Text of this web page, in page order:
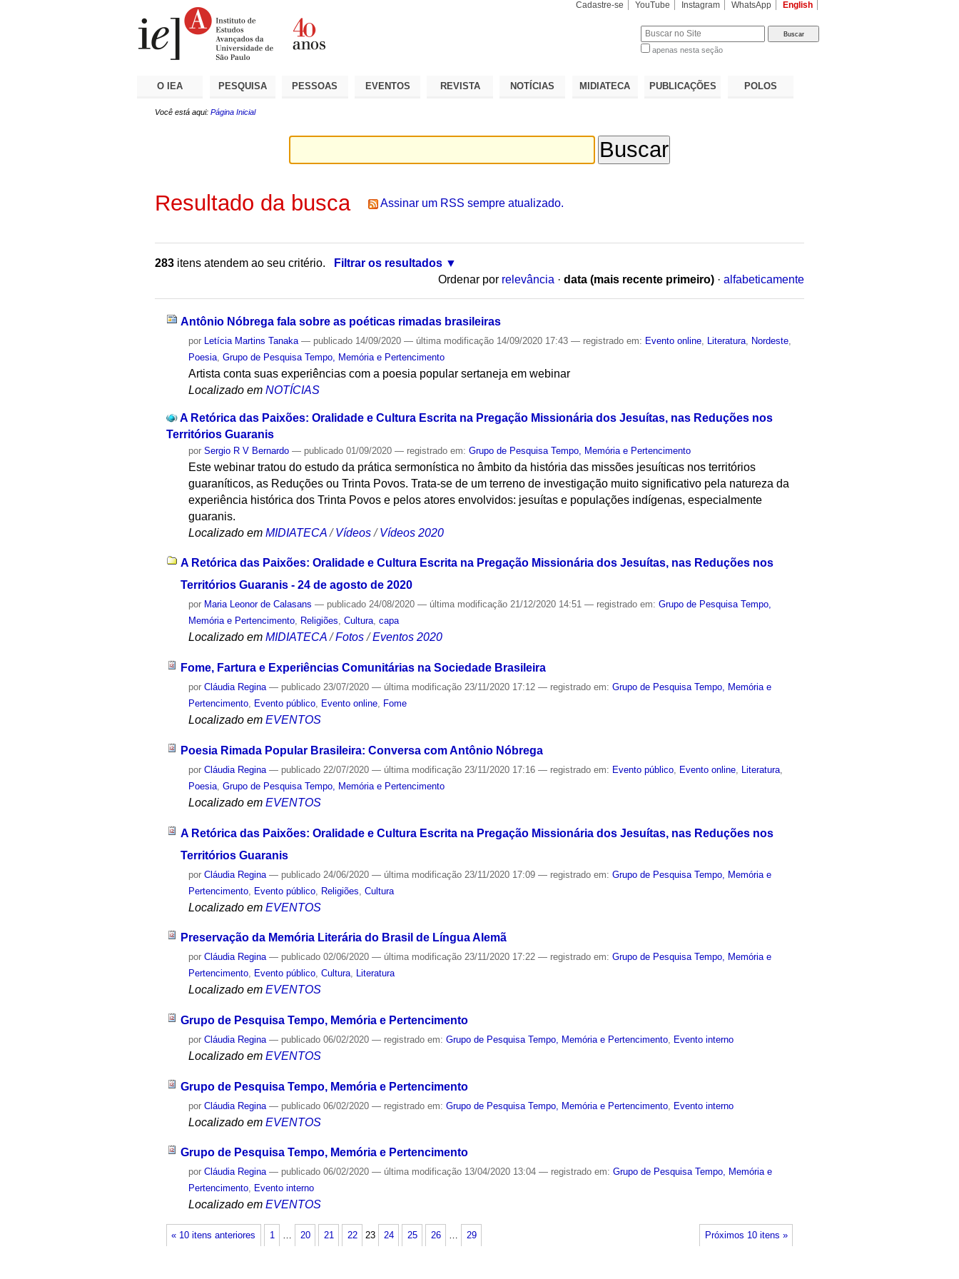
Cadastre-se YouTube Instagram WhatsApp English
apenas nesta seção
O IEA PESQUISA PESSOAS EVENTOS REVISTA NOTÍCIAS MIDIATECA PUBLICAÇÕES POLOS
Você está aqui: Página Inicial
Resultado da busca Assinar um RSS sempre atualizado.
283 itens atendem ao seu critério.
Filtrar os resultados
Ordenar por relevância · data (mais recente primeiro) · alfabeticamente
Antônio Nóbrega fala sobre as poéticas rimadas brasileiras
por Letícia Martins Tanaka — publicado 14/09/2020— última modificação 14/09/2020 17:43— registrado em: Evento online Literatura Nordeste
Poesia ,Grupo de Pesquisa Tempo, Memória e Pertencimento
Artista conta suas experiências com a poesia popular sertaneja em webinar
Localizado em NOTÍCIAS
A Retórica das Paixões: Oralidade e Cultura Escrita na Pregação Missionária dos Jesuítas, nas Reduções nos
Territórios Guaranis
porSergio R V Bernardo — publicado 01/09/2020— registrado em:Grupo de Pesquisa Tempo, Memória e Pertencimento
Este webinar tratou do estudo da prática sermonística no âmbito da história das missões jesuíticas nos territórios
guaraníticos, as Reduções ou Trinta Povos. Trata-se de um terreno de investigação muito significativo pela natureza da
experiência histórica dos Trinta Povos e pelos atores envolvidos: jesuítas e populações indígenas, especialmente
guaranis.
Localizado em MIDIATECA /Vídeos /Vídeos 2020
A Retórica das Paixões: Oralidade e Cultura Escrita na Pregação Missionária dos Jesuítas, nas Reduções nos
Territórios Guaranis - 24 de agosto de 2020
por Maria Leonor de Calasans — publicado 24/08/2020— última modificação 21/12/2020 14:51— registrado em:Grupo de Pesquisa Tempo,
Memória e Pertencimento, Religiões,Cultura,capa
Localizado em MIDIATECA /Fotos /Eventos 2020
Fome, Fartura e Experiências Comunitárias na Sociedade Brasileira
porCláudia Regina — publicado 23/07/2020— última modificação 23/11/2020 17:12— registrado em:Grupo de Pesquisa Tempo, Memória e
Pertencimento, Evento público, Evento online, Fome
Localizado em EVENTOS
Poesia Rimada Popular Brasileira: Conversa com Antônio Nóbrega
porCláudia Regina — publicado 22/07/2020— última modificação 23/11/2020 17:16— registrado em: Evento público Evento online Literatura
Poesia ,Grupo de Pesquisa Tempo, Memória e Pertencimento
Localizado em EVENTOS
A Retórica das Paixões: Oralidade e Cultura Escrita na Pregação Missionária dos Jesuítas, nas Reduções nos
Territórios Guaranis
porCláudia Regina — publicado 24/06/2020— última modificação 23/11/2020 17:09— registrado em:Grupo de Pesquisa Tempo, Memória e
Pertencimento Evento público Religiões ,Cultura
Localizado em EVENTOS
Preservação da Memória Literária do Brasil de Língua Alemã
porCláudia Regina — publicado 02/06/2020— última modificação 23/11/2020 17:22— registrado em:Grupo de Pesquisa Tempo, Memória e
Pertencimento, Evento público,Cultura, Literatura
Localizado em EVENTOS
Grupo de Pesquisa Tempo, Memória e Pertencimento
porCláudia Regina — publicado 06/02/2020— registrado em:Grupo de Pesquisa Tempo, Memória e Pertencimento Evento interno
Localizado em EVENTOS
Grupo de Pesquisa Tempo, Memória e Pertencimento
porCláudia Regina — publicado 06/02/2020— registrado em:Grupo de Pesquisa Tempo, Memória e Pertencimento Evento interno
Localizado em EVENTOS
Grupo de Pesquisa Tempo, Memória e Pertencimento
porCláudia Regina — publicado 06/02/2020— última modificação 13/04/2020 13:04— registrado em:Grupo de Pesquisa Tempo, Memória e
Pertencimento, Evento interno
Localizado em EVENTOS
« 10 itens anteriores Próximos 10 itens »
1 20 21 22 23 24 25 26 29